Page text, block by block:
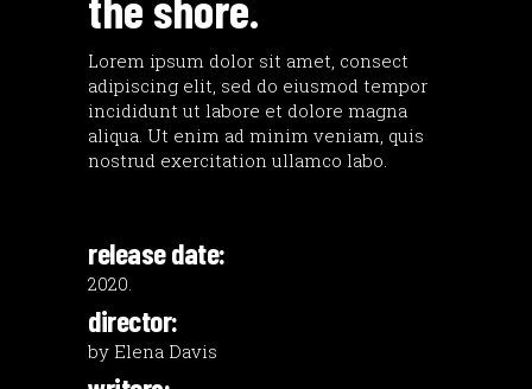
Lorem ipsum dolor sit amet, consect
adipiscing elit, sed do eiusmod tempor
incididunt ut labore et dolore magna
aliqua. Ut enim ad minim veniam, quis
nostrud exercitation ullamco labo.
release date:
2020.
director:
by Elena Davis